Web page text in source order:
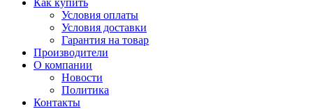
Как купить
Условия оплаты
Условия доставки
Гарантия на товар
Производители
О компании
Новости
Политика
Контакты